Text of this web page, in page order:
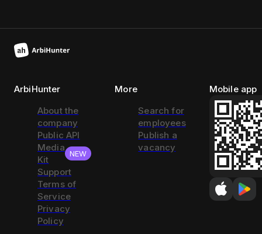
ArbiHunter
About the
company
Public API
Media
Kit
NEW
Support
Terms of
Service
Privacy
Policy
More
Search for
employees
Publish a
vacancy
Mobile app